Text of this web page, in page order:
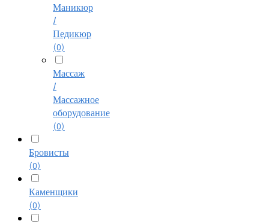
Маникюр
/
Педикюр
(0)
Массаж
/
Массажное
оборудование
(0)
Бровисты
(0)
Каменщики
(0)